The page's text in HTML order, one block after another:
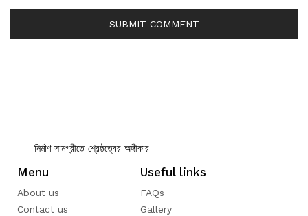
নির্মাণ সামগ্রীতে শ্রেষ্ঠত্বের অঙ্গীকার
Menu
About us
Contact us
Useful links
FAQs
Gallery